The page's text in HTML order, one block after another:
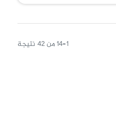
1–14 من 42 نتيجة